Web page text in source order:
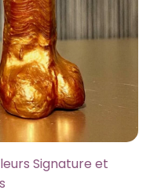
Signature et